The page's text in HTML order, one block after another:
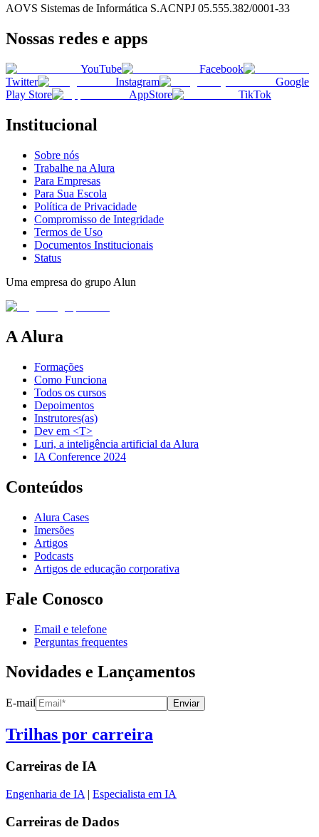
AOVS Sistemas de Informática S.ACNPJ 05.555.382/0001-33
Nossas redes e apps
YouTube
Facebook
Twitter
Instagram
Google
Play Store
AppStore TikTok
Institucional
Sobre nós
Trabalhe na Alura
Para Empresas
Para Sua Escola
Política de Privacidade
Compromisso de Integridade
Termos de Uso
Documentos Institucionais
Status
Uma empresa do grupo Alun
A Alura
Formações
Como Funciona
Todos os cursos
Depoimentos
Instrutores(as)
Dev em <T>
Luri, a inteligência artificial da Alura
IA Conference 2024
Conteúdos
Alura Cases
Imersões
Artigos
Podcasts
Artigos de educação corporativa
Fale Conosco
Email e telefone
Perguntas frequentes
Novidades e Lançamentos
E-mail Enviar
Trilhas por carreira
Carreiras de IA
Engenharia de IA | Especialista em IA
Carreiras de Dados